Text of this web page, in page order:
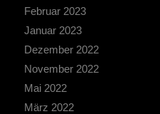
Februar 2023
Januar 2023
Dezember 2022
November 2022
Mai 2022
März 2022